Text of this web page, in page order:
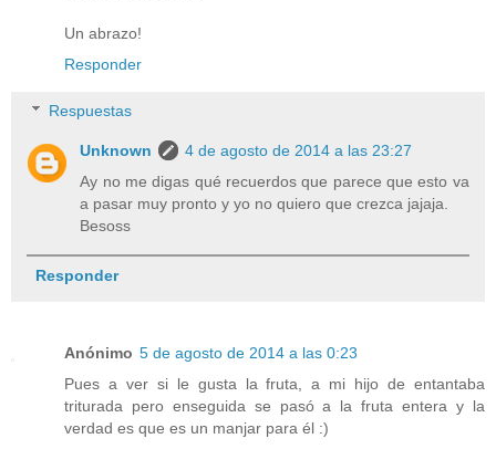
Un abrazo!
Responder
Respuestas
Unknown
4 de agosto de 2014 a las 23:27
Ay no me digas qué recuerdos que parece que esto va
a pasar muy pronto y yo no quiero que crezca jajaja.
Besoss
Responder
Anónimo 5 de agosto de 2014 a las 0:23
Pues a ver si le gusta la fruta, a mi hijo de entantaba
triturada pero enseguida se pasó a la fruta entera y la
verdad es que es un manjar para él :)